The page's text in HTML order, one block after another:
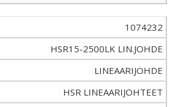
1074232
HSR15-2500LK LIN.JOHDE
LINEAARIJOHDE
HSR LINEAARIJOHTEET